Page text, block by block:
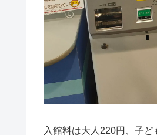
入館料は大人220円、子ど